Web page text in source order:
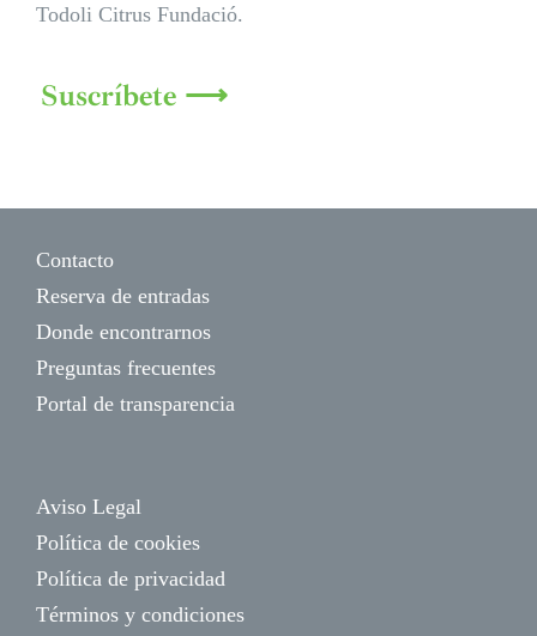
Todoli Citrus Fundació.
Suscríbete ⟶
Contacto
Reserva de entradas
Donde encontrarnos
Preguntas frecuentes
Portal de transparencia
Aviso Legal
Política de cookies
Política de privacidad
Términos y condiciones